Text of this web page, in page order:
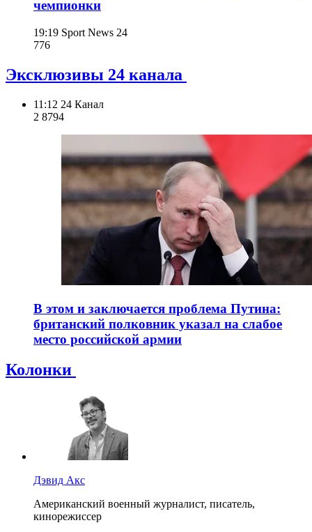
чемпионки
19:19 Sport News 24
776
Эксклюзивы 24 канала
11:12 24 Канал
2 8794
В этом и заключается проблема Путина:
британский полковник указал на слабое
место российской армии
Колонки
Дэвид Акс
Американский военный журналист, писатель,
кинорежиссер